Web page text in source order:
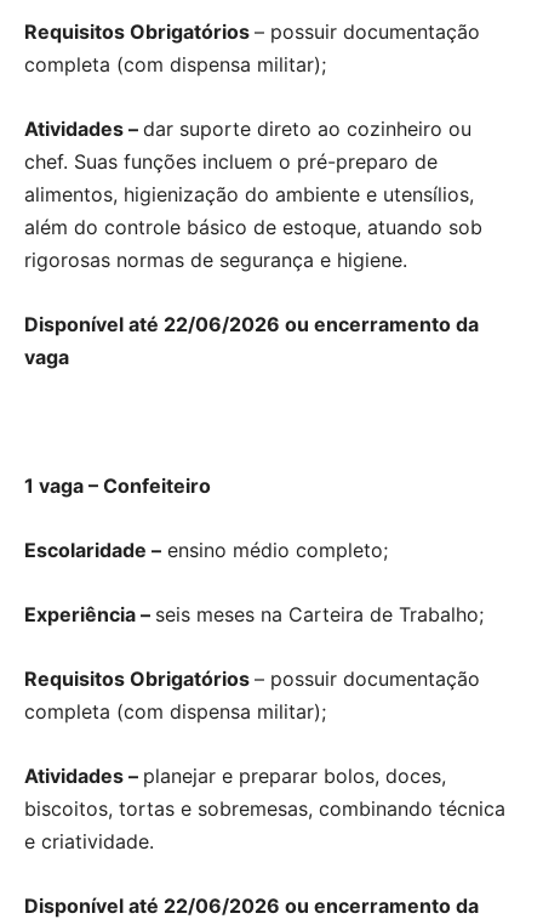
Requisitos Obrigatórios – possuir documentação
completa (com dispensa militar);
Atividades – dar suporte direto ao cozinheiro ou
chef. Suas funções incluem o pré-preparo de
alimentos, higienização do ambiente e utensílios,
além do controle básico de estoque, atuando sob
rigorosas normas de segurança e higiene.
Disponível até 22/06/2026 ou encerramento da
vaga
1 vaga – Confeiteiro
Escolaridade – ensino médio completo;
Experiência – seis meses na Carteira de Trabalho;
Requisitos Obrigatórios – possuir documentação
completa (com dispensa militar);
Atividades – planejar e preparar bolos, doces,
biscoitos, tortas e sobremesas, combinando técnica
e criatividade.
Disponível até 22/06/2026 ou encerramento da